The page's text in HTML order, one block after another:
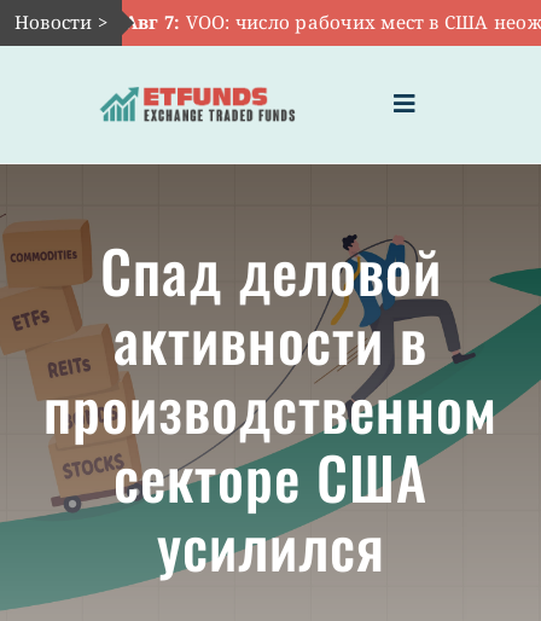
Skip
to
Новости >Авг 7: VOO: число рабочих мест в США
Toggle
Navigation
ЧТО ТАКОЕ ETF
ИНВЕСТИЦИИ В ETF
ТЕМАТИЧЕСКИЕ ETF
АКТУАЛЬНЫЕ
О ПРОЕКТЕ
Спад деловой
активности в
производственном
секторе США
усилился